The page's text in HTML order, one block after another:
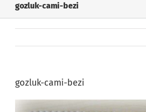
gozluk-cami-bezi
gozluk-cami-bezi